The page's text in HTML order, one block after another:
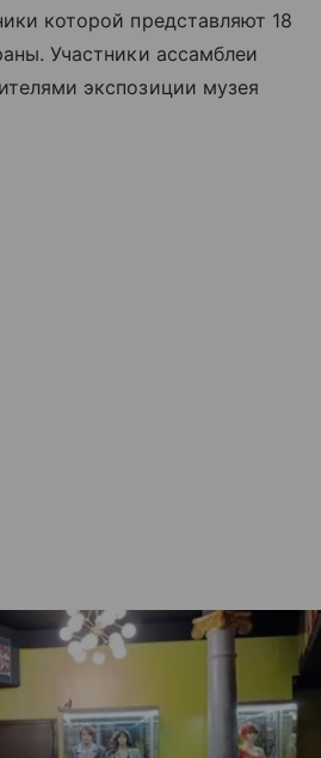
которой представляют 18
Участники ассамблеи
экспозиции музея